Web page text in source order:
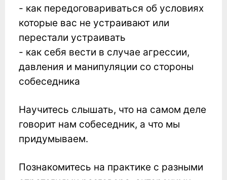
- как передоговариваться об условиях
которые вас не устраивают или
перестали устраивать
- как себя вести в случае агрессии,
давления и манипуляции со стороны
собеседника
Научитесь слышать, что на самом деле
говорит нам собеседник, а что мы
придумываем.
Познакомитесь на практике с разными